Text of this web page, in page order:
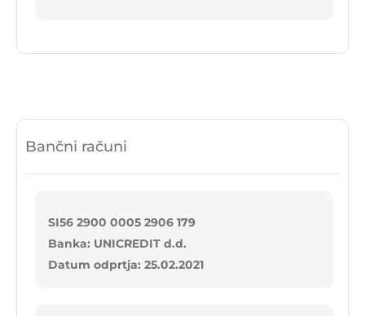
Bančni računi
SI56 2900 0005 2906 179
Banka: UNICREDIT d.d.
Datum odprtja: 25.02.2021